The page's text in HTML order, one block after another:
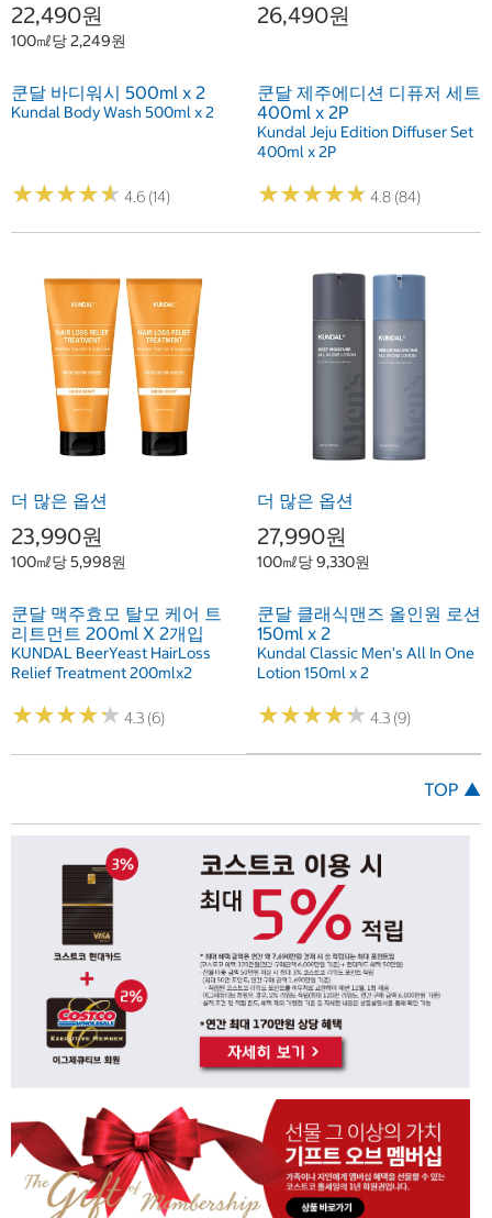
22,490원
100㎖당 2,249원
쿤달 바디워시 500ml x 2
Kundal Body Wash 500ml x 2
★★★★★
★★★★★ 4.6 (14)
26,490원
쿤달 제주에디션 디퓨저 세트
400ml x 2P
Kundal Jeju Edition Diffuser Set
400ml x 2P
★★★★★
★★★★★ 4.8 (84)
더 많은 옵션
23,990원
100㎖당 5,998원
쿤달 맥주효모 탈모 케어 트
리트먼트 200ml X 2개입
KUNDAL BeerYeast HairLoss
Relief Treatment 200mlx2
★★★★★
★★★★★ 4.3 (6)
더 많은 옵션
27,990원
100㎖당 9,330원
쿤달 클래식맨즈 올인원 로션
150ml x 2
Kundal Classic Men's All In One
Lotion 150ml x 2
★★★★★
★★★★★ 4.3 (9)
TOP ▲